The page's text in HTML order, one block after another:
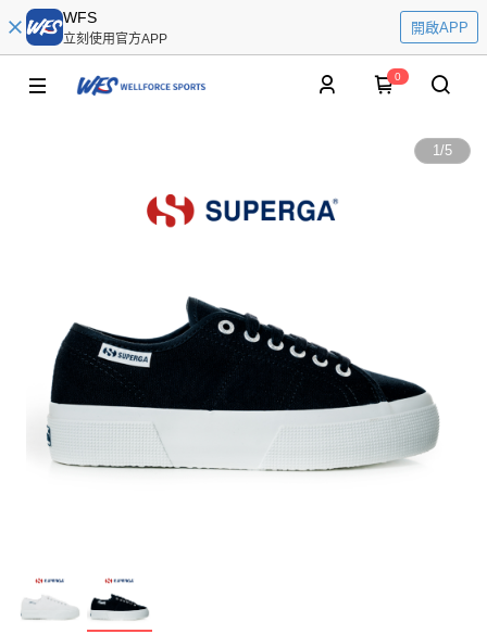
WFS
立刻使用官方APP
開啟APP
0
1/5